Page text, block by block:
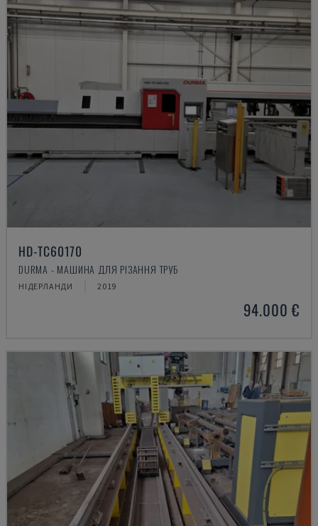
HD-TC60170
DURMA - МАШИНА ДЛЯ РІЗАННЯ ТРУБ
НІДЕРЛАНДИ 2019
94.000 €